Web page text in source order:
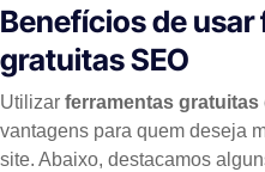
Benefícios de
gratuitas SEO
Utilizar ferramentas gratuitas
vantagens para quem deseja
site. Abaixo, destacamos